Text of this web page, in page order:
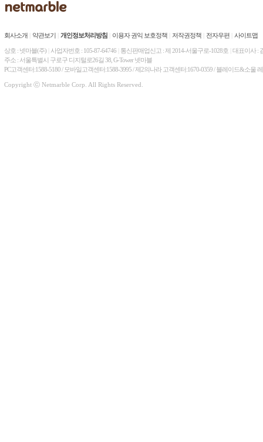
회사소개 약관보기 개인정보처리방침 이용자 권익 보호정책 저작권정책 전자우편 사이트맵
상호 : 넷마블(주) 사업자번호 : 105-87-64746 통신판매업신고 : 제 2014-서울구로-1028호
대표이사 :
주소 : 서울특별시 구로구 디지털로26길 38, G-Tower 넷마블
PC고객센터:1588-5180 / 모바일고객센터:1588-3995 / 제2의나라 고객센터:1670-0359 / 블레이드&소울
Copyright ⓒ Netmarble Corp. All Rights Reserved.